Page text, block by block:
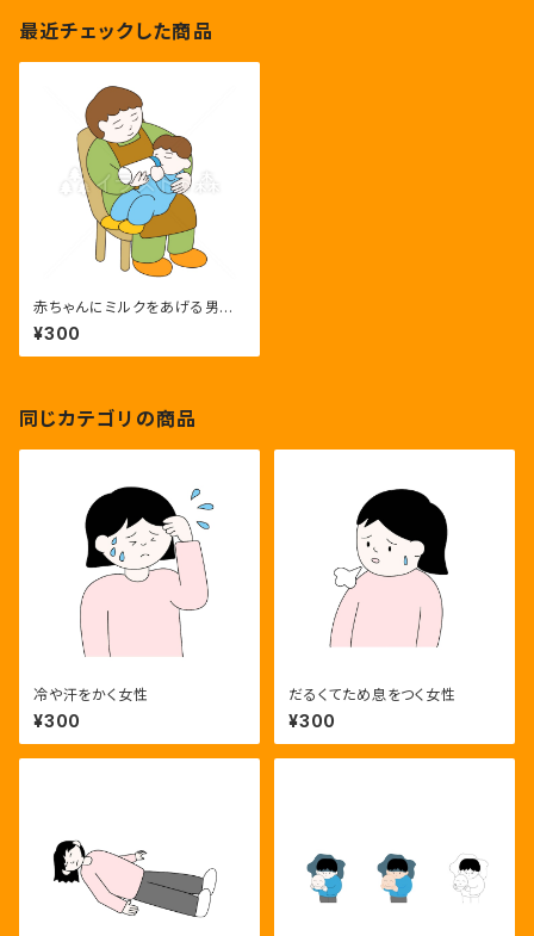
最近チェックした商品
赤ちゃんにミルクをあげる男性
のイラスト
¥300
同じカテゴリの商品
冷や汗をかく女性
¥300
だるくてため息をつく女性
¥300